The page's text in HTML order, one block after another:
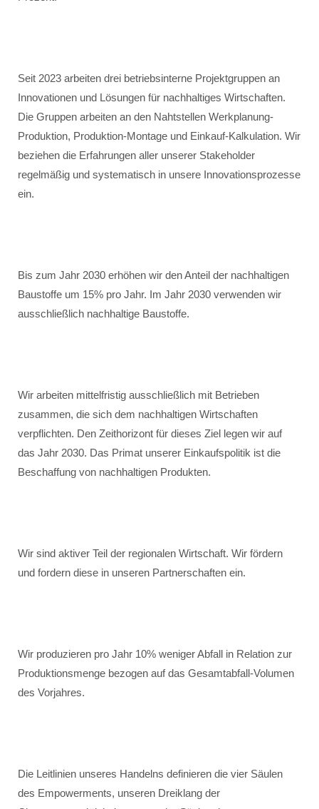
Seit 2023 arbeiten drei betriebsinterne Projektgruppen an
Innovationen und Lösungen für nachhaltiges Wirtschaften.
Die Gruppen arbeiten an den Nahtstellen Werkplanung-
Produktion, Produktion-Montage und Einkauf-Kalkulation. Wir
beziehen die Erfahrungen aller unserer Stakeholder
regelmäßig und systematisch in unsere Innovationsprozesse
ein.
Bis zum Jahr 2030 erhöhen wir den Anteil der nachhaltigen
Baustoffe um 15% pro Jahr. Im Jahr 2030 verwenden wir
ausschließlich nachhaltige Baustoffe.
Wir arbeiten mittelfristig ausschließlich mit Betrieben
zusammen, die sich dem nachhaltigen Wirtschaften
verpflichten. Den Zeithorizont für dieses Ziel legen wir auf
das Jahr 2030. Das Primat unserer Einkaufspolitik ist die
Beschaffung von nachhaltigen Produkten.
Wir sind aktiver Teil der regionalen Wirtschaft. Wir fördern
und fordern diese in unseren Partnerschaften ein.
Wir produzieren pro Jahr 10% weniger Abfall in Relation zur
Produktionsmenge bezogen auf das Gesamtabfall-Volumen
des Vorjahres.
Die Leitlinien unseres Handelns definieren die vier Säulen
des Empowerments, unseren Dreiklang der